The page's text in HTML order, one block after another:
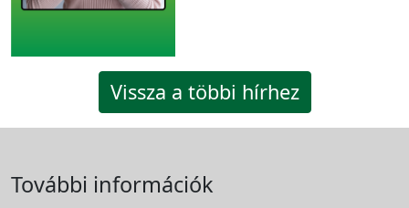
Vissza a többi hírhez
További információk